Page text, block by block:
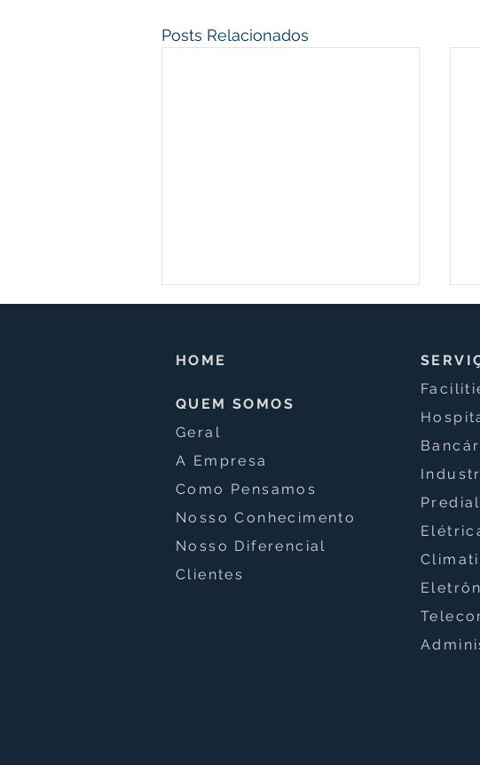
Posts Relacionados
Amazon planeja lançar
conectar celulares e
ampliar a cobertura global
HOME
QUEM SOMOS
Geral
A Empresa
Como Pensamos
Nosso Conhecimento
Nosso Diferencial
Clientes
Predial